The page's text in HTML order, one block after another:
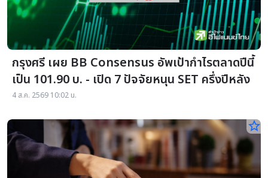
กรุงศรี เผย BB Consensus อัพเป้ากำไรตลาดปีนี้
เป็น 101.90 บ. - เปิด 7 ปัจจัยหนุน SET ครึ่งปีหลัง
4 ส.ค. 2569 10:02 น.
star_border